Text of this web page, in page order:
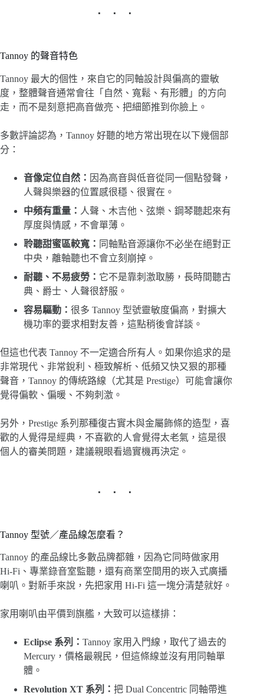
Tannoy 的聲音特色
Tannoy 最大的個性，來自它的同軸設計與偏高的靈敏
度，整體聲音通常會往「自然、寬鬆、有形體」的方向
走，而不是刻意把高音做亮、把細節推到你臉上。
多數評論認為，Tannoy 好聽的地方常出現在以下幾個部
分：
音像定位自然： 因為高音與低音從同一個點發聲，
人聲與樂器的位置感很穩、很實在。
中頻有重量： 人聲、木吉他、弦樂、鋼琴聽起來有
厚度與情感，不會單薄。
聆聽甜蜜區較寬： 同軸點音源讓你不必坐在絕對正
中央，離軸聽也不會立刻崩掉。
耐聽、不易疲勞： 它不是靠刺激取勝，長時間聽古
典、爵士、人聲很舒服。
容易驅動： 很多 Tannoy 型號靈敏度偏高，對擴大
機功率的要求相對友善，這點稍後會詳談。
但這也代表 Tannoy 不一定適合所有人。如果你追求的是
非常現代、非常銳利、極致解析、低頻又快又狠的那種
聲音，Tannoy 的傳統路線（尤其是 Prestige）可能會讓你
覺得偏軟、偏暖、不夠刺激。
另外，Prestige 系列那種復古實木與金屬飾條的造型，喜
歡的人覺得是經典，不喜歡的人會覺得太老氣，這是很
個人的審美問題，建議親眼看過實機再決定。
Tannoy 型號／產品線怎麼看？
Tannoy 的產品線比多數品牌都雜，因為它同時做家用
Hi-Fi、專業錄音室監聽，還有商業空間用的崁入式廣播
喇叭。對新手來說，先把家用 Hi-Fi 這一塊分清楚就好。
家用喇叭由平價到旗艦，大致可以這樣排：
Eclipse 系列： Tannoy 家用入門線，取代了過去的
Mercury，價格最親民，但這條線並沒有用同軸單
體。
Revolution XT 系列： 把 Dual Concentric 同軸帶進